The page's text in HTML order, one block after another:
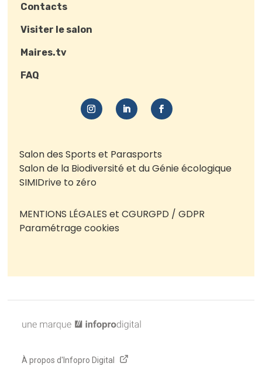
Contacts
Visiter le salon
Maires.tv
FAQ
Salon des Sports et Parasports
Salon de la Biodiversité et du Génie écologique
SIMIDrive to zéro
MENTIONS LÉGALES et CGURGPD / GDPR
Paramétrage cookies